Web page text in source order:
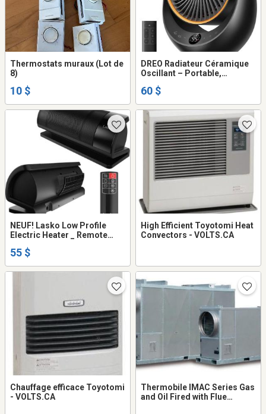
Thermostats muraux (Lot de
8)
10 $
DREO Radiateur Céramique
Oscillant – Portable,
60 $
NEUF! Lasko Low Profile
Electric Heater _ Remote
électrique Lasko
55 $
High Efficient Toyotomi Heat
Convectors - VOLTS.CA
Chauffage efficace Toyotomi
- VOLTS.CA
Thermobile IMAC Series Gas
and Oil Fired with Flue